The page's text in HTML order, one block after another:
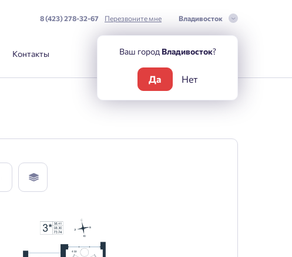
8 (423) 278-32-67 Перезвоните мне Владивосток
Контакты Ваш город Владивосток?
Да Нет